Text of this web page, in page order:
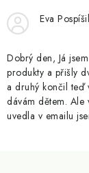
p
v
k
y
v
Eva
Dobrý den, Já
produkty a přišly
a druhý končil teď
dávám dětem. Ale
uvedla v emailu